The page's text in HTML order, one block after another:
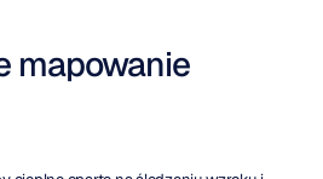
mapowanie